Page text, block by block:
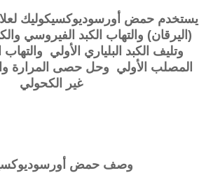
يستخدم حمض أورسوديوكسيكوليك
(اليرقان) والتهاب الكبد الفيروسي
وتليف الكبد البلياري الأولي والتهاب
المصلب الأولي وحل حصى المرارة
غير الكحولي
وصفحمض